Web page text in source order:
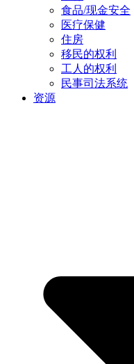
食品/现金安全
医疗保健
住房
移民的权利
工人的权利
民事司法系统
资源